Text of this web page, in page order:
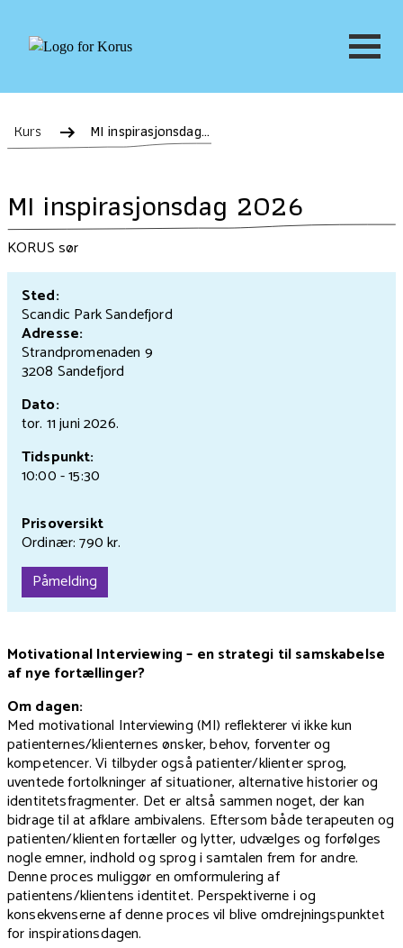
Kurs MI inspirasjonsdag 2026
MI inspirasjonsdag 2026
KORUS sør
Sted:
Scandic Park Sandefjord
Adresse:
Strandpromenaden 9
3208 Sandefjord
Dato:
tor. 11 juni2026.
Tidspunkt:
10:00 - 15:30
Prisoversikt
Ordinær: 790 kr.
Påmelding
Motivational Interviewing – en strategi til samskabelse
af nye fortællinger?
Om dagen:
Med motivational Interviewing (MI) reflekterer vi ikke kun
patienternes/klienternes ønsker, behov, forventer og
kompetencer. Vi tilbyder også patienter/klienter sprog,
uventede fortolkninger af situationer, alternative historier og
identitetsfragmenter. Det er altså sammen noget, der kan
bidrage til at afklare ambivalens. Eftersom både terapeuten og
patienten/klienten fortæller og lytter, udvælges og forfølges
nogle emner, indhold og sprog i samtalen frem for andre.
Denne proces muliggør en omformulering af
patientens/klientens identitet. Perspektiverne i og
konsekvenserne af denne proces vil blive omdrejningspunktet
for inspirationsdagen.